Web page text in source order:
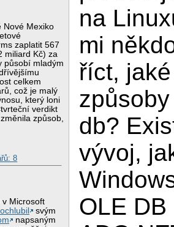
Nové Mexiko
zaplatit 567
miliard Kč) za
působí mladým
celkem
což je malý
který loni
verdikt
způsob,
8
v Microsoft
svým
napsaným
na
mi
říct,
db?
vývoj,
OLE DB